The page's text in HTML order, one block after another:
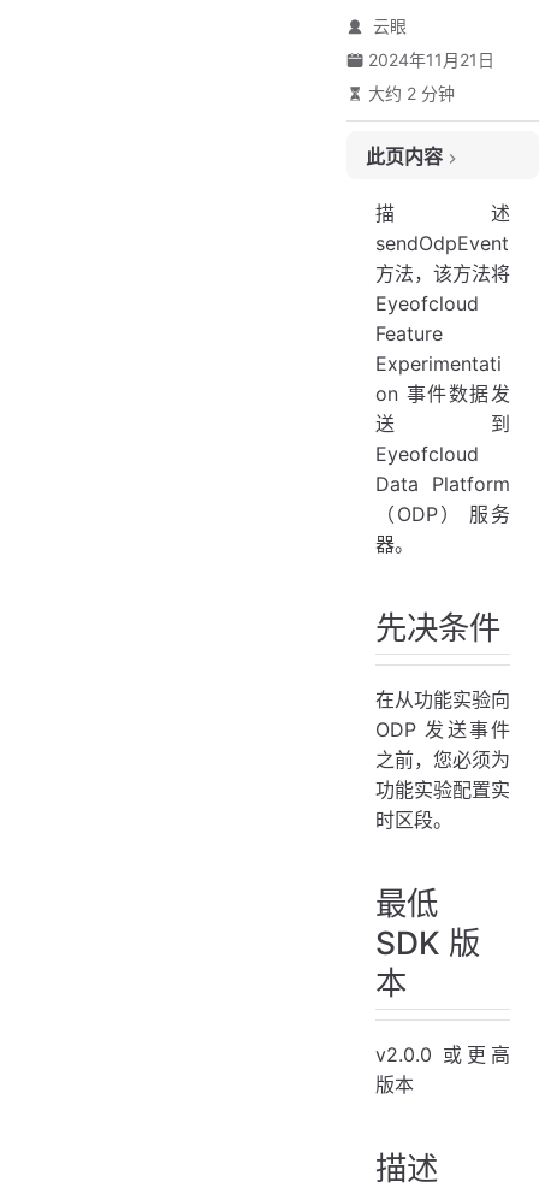
云眼
2024年11月21日
大约 2 分钟
此页内容
最低 SDK 版本
描述
参数
返回
例
描述
sendOdpEvent
方法，该方法将
Eyeofcloud
Feature
Experimentati
on 事件数据发
送到
Eyeofcloud
Data Platform
（ODP） 服务
器。
先决条件
在从功能实验向
ODP 发送事件
之前，您必须为
功能实验配置实
时区段。
最低
SDK 版
本
v2.0.0 或更高
版本
描述